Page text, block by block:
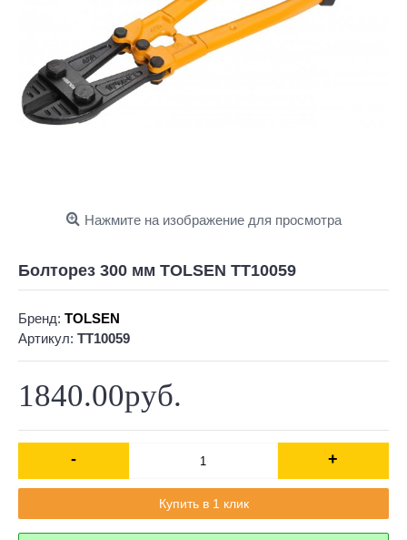
Нажмите на изображение для просмотра
Болторез 300 мм TOLSEN TT10059
Бренд: TOLSEN
Артикул: TT10059
1840.00руб.
- +
Купить в 1 клик